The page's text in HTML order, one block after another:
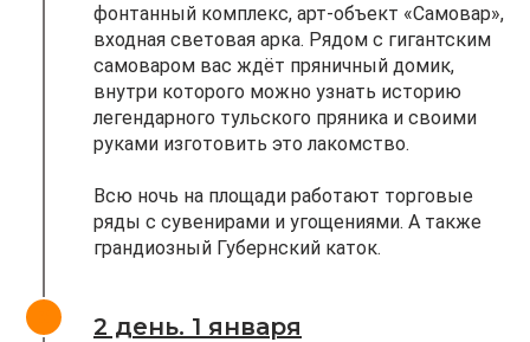
фонтанный комплекс, арт-объект «Самовар»,
входная световая арка. Рядом с гигантским
самоваром вас ждёт пряничный домик,
внутри которого можно узнать историю
легендарного тульского пряника и своими
руками изготовить это лакомство.
Всю ночь на площади работают торговые
ряды с сувенирами и угощениями. А также
грандиозный Губернский каток.
2 день. 1 января